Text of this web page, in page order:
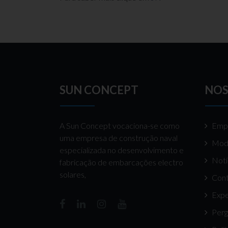
SUN CONCEPT
A Sun Concept vocaciona-se como
uma empresa de construção naval
especializada no desenvolvimento e
fabricação de embarcações electro
solares,